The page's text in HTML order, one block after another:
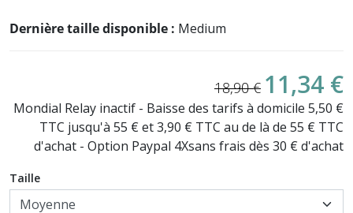
Dernière taille disponible : Medium
18,90 € 11,34 €
Mondial Relay inactif - Baisse des tarifs à domicile 5,50 €
TTC jusqu'à 55 € et 3,90 € TTC au de là de 55 € TTC
d'achat - Option Paypal 4Xsans frais dès 30 € d'achat
Taille